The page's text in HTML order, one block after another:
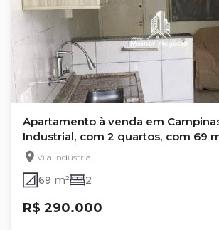
Apartamento à venda em
Industrial, com 2 quartos, com 69
Vila Industrial
69 m² 2
R$ 290.000